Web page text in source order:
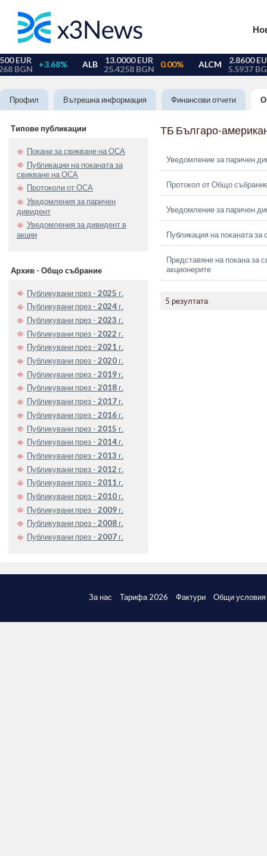
Профил Вътрешна информация Финансови отчети
Типове публикации
Покани за свикване на ОСА
Публикации на поканата за
свикване на ОСА
Протоколи от ОСА
Уведомления за паричен
дивидент
Уведомления за дивидент в
акции
Архив - Общо събрание
Публикувани през - 2025 г.
Публикувани през - 2024 г.
Публикувани през - 2023 г.
Публикувани през - 2022 г.
Публикувани през - 2021 г.
Публикувани през - 2020 г.
Публикувани през - 2019 г.
Публикувани през - 2018 г.
Публикувани през - 2017 г.
Публикувани през - 2016 г.
Публикувани през - 2015 г.
Публикувани през - 2014 г.
Публикувани през - 2013 г.
Публикувани през - 2012 г.
Публикувани през - 2011 г.
Публикувани през - 2010 г.
Публикувани през - 2009 г.
Публикувани през - 2008 г.
Публикувани през - 2007 г.
ТБ Българо-
Уведомление за паричен
Протокол от Общо
Уведомление за паричен
Публикация на поканата
Представяне на покана за
акционерите
5 резултата
За нас Тарифа 2026 Фактури Общи условия